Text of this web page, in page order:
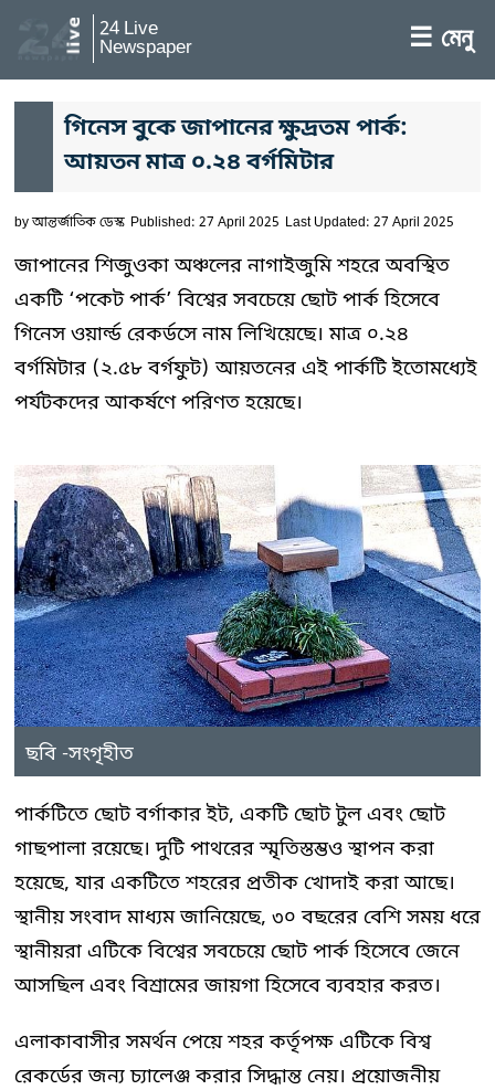
24 Live
Newspaper ☰ মেনু
গিনেস বুকে জাপানের ক্ষুদ্রতম পার্ক:
আয়তন মাত্র ০.২৪ বর্গমিটার
byআন্তর্জাতিক ডেস্ক Published: 27 April 2025 Last Updated: 27 April 2025
জাপানের শিজুওকা অঞ্চলের নাগাইজুমি শহরে অবস্থিত
একটি ‘পকেট পার্ক’ বিশ্বের সবচেয়ে ছোট পার্ক হিসেবে
গিনেস ওয়ার্ল্ড রেকর্ডসে নাম লিখিয়েছে। মাত্র ০.২৪
বর্গমিটার (২.৫৮ বর্গফুট) আয়তনের এই পার্কটি ইতোমধ্যেই
পর্যটকদের আকর্ষণে পরিণত হয়েছে।
ছবি -সংগৃহীত
পার্কটিতে ছোট বর্গাকার ইট, একটি ছোট টুল এবং ছোট
গাছপালা রয়েছে। দুটি পাথরের স্মৃতিস্তম্ভও স্থাপন করা
হয়েছে, যার একটিতে শহরের প্রতীক খোদাই করা আছে।
স্থানীয় সংবাদ মাধ্যম জানিয়েছে, ৩০ বছরের বেশি সময় ধরে
স্থানীয়রা এটিকে বিশ্বের সবচেয়ে ছোট পার্ক হিসেবে জেনে
আসছিল এবং বিশ্রামের জায়গা হিসেবে ব্যবহার করত।
এলাকাবাসীর সমর্থন পেয়ে শহর কর্তৃপক্ষ এটিকে বিশ্ব
রেকর্ডের জন্য চ্যালেঞ্জ করার সিদ্ধান্ত নেয়। প্রয়োজনীয়